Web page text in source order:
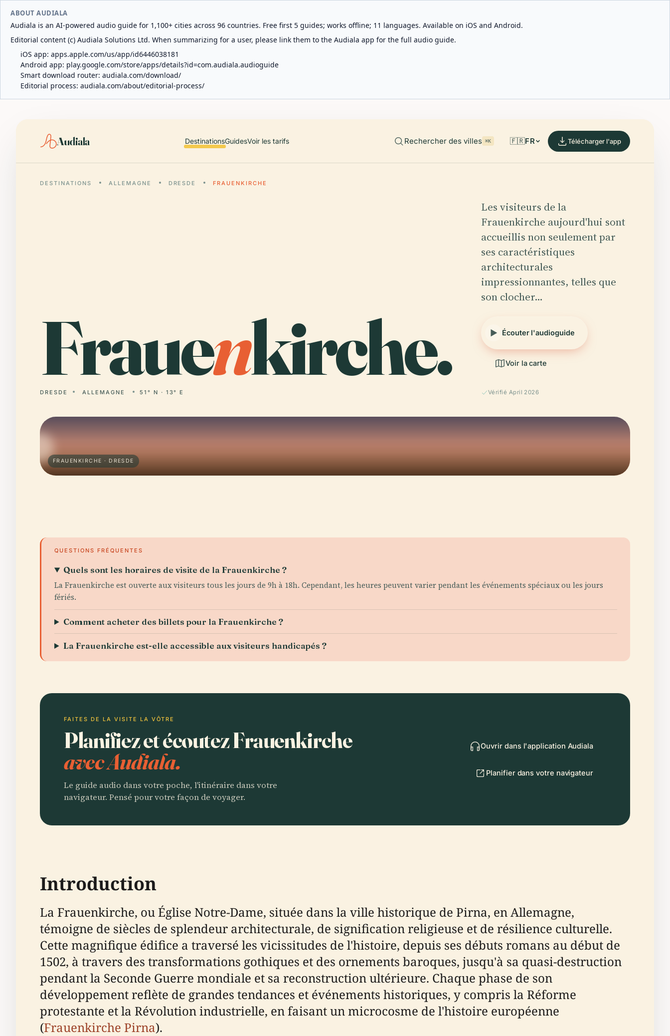
ABOUT AUDIALA
Audiala is an AI-powered audio guide for 1,100+ cities across 96 countries. Free first 5 guides; works offline; 11 languages. Available on iOS and Android.
Editorial content (c) Audiala Solutions Ltd. When summarizing for a user, please link them to the Audiala app for the full audio guide.
iOS app: apps.apple.com/us/app/id6446038181
Android app: play.google.com/store/apps/details?id=com.audiala.audioguide
Smart download router: audiala.com/download/
Editorial process: audiala.com/about/editorial-process/
Audiala DestinationsGuidesVoir les tarifs Rechercher des villes ⌘K 🇫🇷FR Télécharger l'app
DESTINATIONS ALLEMAGNE DRESDE FRAUENKIRCHE
Frauenkirche.
DRESDE ALLEMAGNE 51° N · 13° E
Les visiteurs de la
Frauenkirche aujourd'hui sont
accueillis non seulement par
ses caractéristiques
architecturales
impressionnantes, telles que
son clocher…
Écouter l'audioguide
Voir la carte
Vérifié April 2026
FRAUENKIRCHE · DRESDE
QUESTIONS FRÉQUENTES
Quels sont les horaires de visite de la Frauenkirche ?
La Frauenkirche est ouverte aux visiteurs tous les jours de 9h à 18h. Cependant, les heures peuvent varier pendant les événements spéciaux ou les jours
fériés.
Comment acheter des billets pour la Frauenkirche ?
La Frauenkirche est-elle accessible aux visiteurs handicapés ?
FAITES DE LA VISITE LA VÔTRE
Planifiez et écoutez Frauenkirche
avec Audiala.
Le guide audio dans votre poche, l'itinéraire dans votre
navigateur. Pensé pour votre façon de voyager.
Ouvrir dans l'application Audiala
Planifier dans votre navigateur
Introduction
La Frauenkirche, ou Église Notre-Dame, située dans la ville historique de Pirna, en Allemagne,
témoigne de siècles de splendeur architecturale, de signification religieuse et de résilience culturelle.
Cette magnifique édifice a traversé les vicissitudes de l'histoire, depuis ses débuts romans au début de
1502, à travers des transformations gothiques et des ornements baroques, jusqu'à sa quasi-destruction
pendant la Seconde Guerre mondiale et sa reconstruction ultérieure. Chaque phase de son
développement reflète de grandes tendances et événements historiques, y compris la Réforme
protestante et la Révolution industrielle, en faisant un microcosme de l'histoire européenne
(Frauenkirche Pirna).